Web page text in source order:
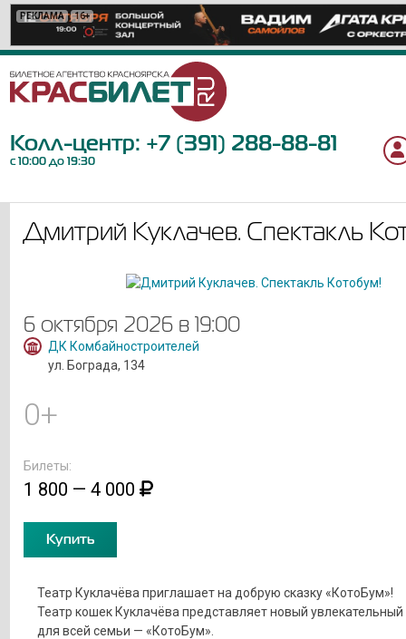
РЕКЛАМА 16+
РЕКЛАМА 12+
РЕКЛАМА 12+
РЕКЛАМА 12+
РЕКЛАМА 12+
РЕКЛАМА 12+
РЕКЛАМА 18+
РЕКЛАМА 12+
РЕКЛАМА 6+
РЕКЛАМА 0+
РЕКЛАМА 12+
РЕКЛАМА 6+
РЕКЛАМА 6+
РЕКЛАМА 16+
РЕКЛАМА 6+
РЕКЛАМА 6+
РЕКЛАМА 6+
РЕКЛАМА 12+
РЕКЛАМА 12+
Колл-центр: +7 (391) 288-88-81
с 10:00 до 19:30
Дмитрий Куклачев. Спектакль
6 октября 2026 в 19:00
ДК Комбайностроителей
ул. Бограда, 134
0+
Билеты:
1 800 — 4 000
Купить
Театр Куклачёва приглашает на добрую сказку «КотоБум»!
Театр кошек Куклачёва представляет новый увлекательный
для всей семьи — «КотоБум».